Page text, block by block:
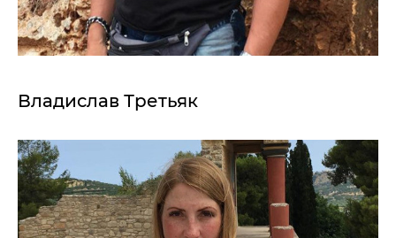
Владислав Третьяк